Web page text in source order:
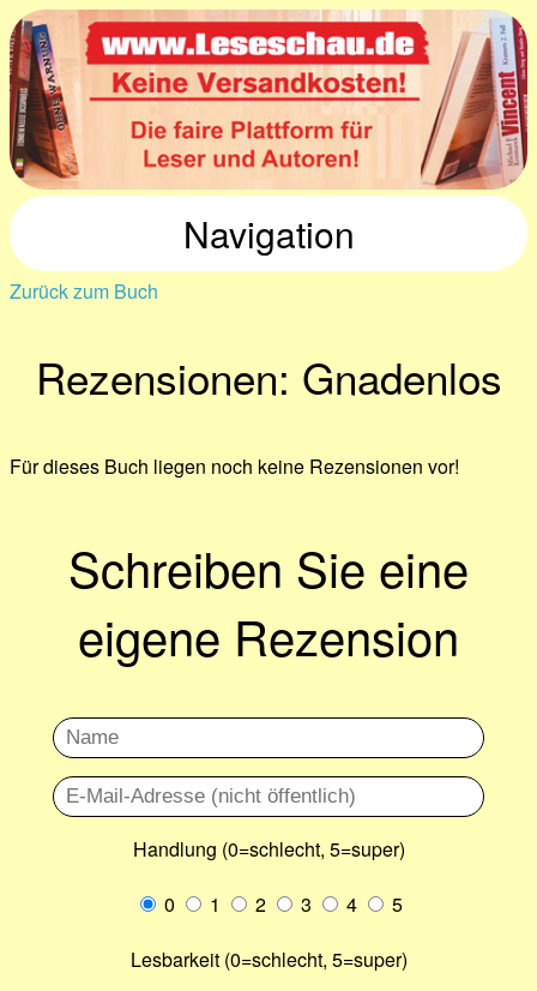
Navigation
Zurück zum Buch
Rezensionen: Gnadenlos
Für dieses Buch liegen noch keine Rezensionen vor!
Schreiben Sie eine
eigene Rezension
Handlung (0=schlecht, 5=super)
0
1 2 3 4
5
Lesbarkeit (0=schlecht, 5=super)